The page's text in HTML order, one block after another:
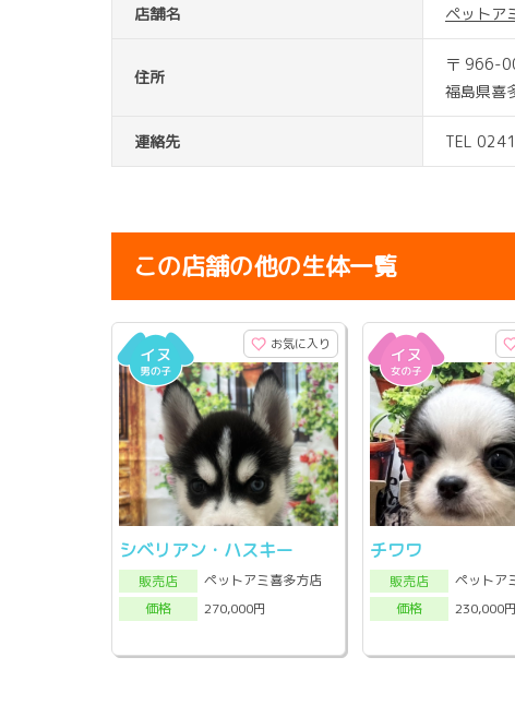
店舗名 ペットア
住所
〒 966-
福島県喜
連絡先 TEL
この店舗の他の生体一覧
お気に入り
シベリアン・ハスキー
販売店
ペットアミ喜多方店
価格
270,000円
チワワ
販売店
ペットア
価格
230,000円